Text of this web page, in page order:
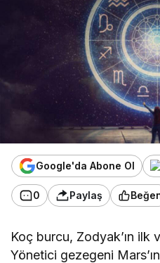
Google'da Abone Ol
0 Paylaş
Koç burcu, Zodyak’ın ilk
Yönetici gezegeni